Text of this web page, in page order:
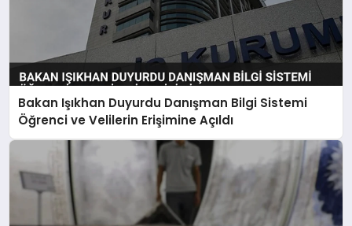
Bakan Işıkhan Duyurdu Danışman Bilgi Sistemi
Öğrenci ve Velilerin Erişimine Açıldı